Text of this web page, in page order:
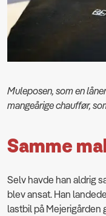
Muleposen, som en
mangeårige chauffør,
Samme
Selv havde han aldrig
blev ansat. Han
lastbil på Mejerigården